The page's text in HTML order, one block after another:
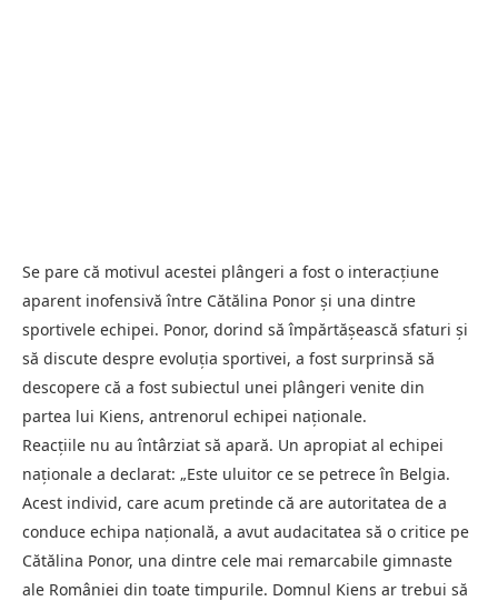
Se pare că motivul acestei plângeri a fost o interacțiune
aparent inofensivă între Cătălina Ponor și una dintre
sportivele echipei. Ponor, dorind să împărtășească sfaturi și
să discute despre evoluția sportivei, a fost surprinsă să
descopere că a fost subiectul unei plângeri venite din
partea lui Kiens, antrenorul echipei naționale.
Reacțiile nu au întârziat să apară. Un apropiat al echipei
naționale a declarat: „Este uluitor ce se petrece în Belgia.
Acest individ, care acum pretinde că are autoritatea de a
conduce echipa națională, a avut audacitatea să o critice pe
Cătălina Ponor, una dintre cele mai remarcabile gimnaste
ale României din toate timpurile. Domnul Kiens ar trebui să